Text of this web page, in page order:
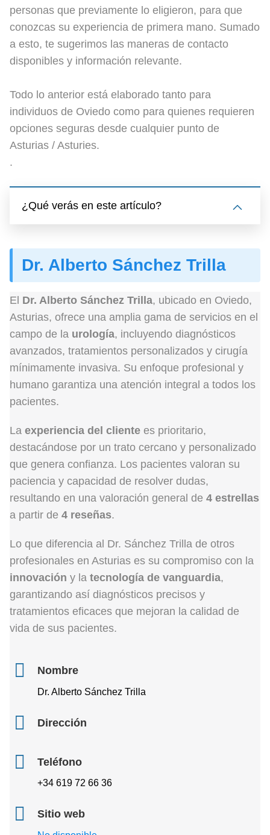
personas que previamente lo eligieron, para que
conozcas su experiencia de primera mano. Sumado
a esto, te sugerimos las maneras de contacto
disponibles y información relevante.
Todo lo anterior está elaborado tanto para
individuos de Oviedo como para quienes requieren
opciones seguras desde cualquier punto de
Asturias / Asturies.
.
¿Qué verás en este artículo?
Dr. Alberto Sánchez Trilla
El Dr. Alberto Sánchez Trilla, ubicado en Oviedo,
Asturias, ofrece una amplia gama de servicios en el
campo de la urología, incluyendo diagnósticos
avanzados, tratamientos personalizados y cirugía
mínimamente invasiva. Su enfoque profesional y
humano garantiza una atención integral a todos los
pacientes.
La experiencia del cliente es prioritario,
destacándose por un trato cercano y personalizado
que genera confianza. Los pacientes valoran su
paciencia y capacidad de resolver dudas,
resultando en una valoración general de 4 estrellas
a partir de 4 reseñas.
Lo que diferencia al Dr. Sánchez Trilla de otros
profesionales en Asturias es su compromiso con la
innovación y la tecnología de vanguardia,
garantizando así diagnósticos precisos y
tratamientos eficaces que mejoran la calidad de
vida de sus pacientes.
Nombre
Dr. Alberto Sánchez Trilla
Dirección
Teléfono
+34 619 72 66 36
Sitio web